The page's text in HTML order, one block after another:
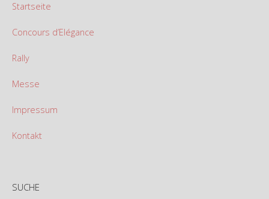
Startseite
Concours d’Elégance
Rally
Messe
Impressum
Kontakt
SUCHE